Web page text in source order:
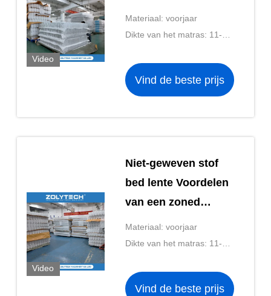
Video
bedonderdelen
Materiaal: voorjaar
Dikte van het matras: 11-20
Vind de beste prijs
Video
Niet-geweven stof
bed lente Voordelen
van een zoned
pocket spring
matras
Materiaal: voorjaar
Dikte van het matras: 11-20
Vind de beste prijs